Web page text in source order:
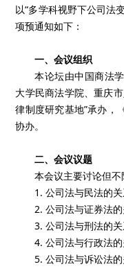
以“多学科视野下公司法
项预通知如下：
一、会议组织
本论坛由中国商法
大学民商法学院、重庆
律制度研究基地”承办，
协办。
二、会议议题
本会议主要讨论但不
1. 公司法与民法的
2. 公司法与证券法
3. 公司法与刑法的
4. 公司法与行政法
5. 公司法与诉讼法